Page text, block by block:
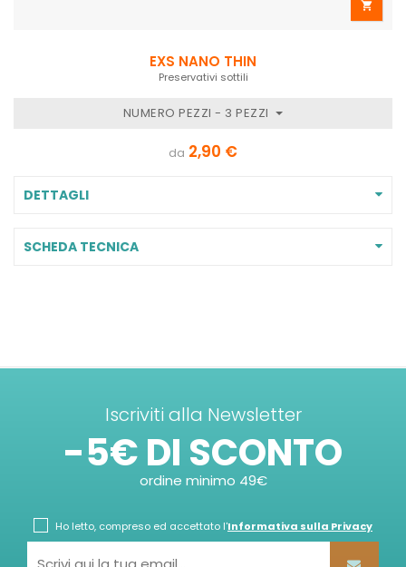

EXS NANO THIN
Preservativi sottili
NUMERO PEZZI - 3 PEZZI
da 2,90 €
DETTAGLI
SCHEDA TECNICA
Iscriviti alla Newsletter
-5€ DI SCONTO
ordine minimo 49€
Ho letto, compreso ed accettato l'Informativa sulla Privacy